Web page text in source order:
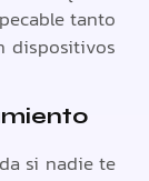
tanto
dispositivos
si nadie te